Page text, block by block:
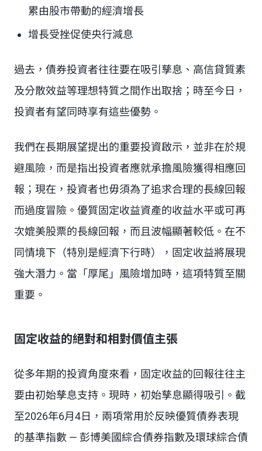
累由股市帶動的經濟增長
增長受挫促使央行減息
過去，債券投資者往往要在吸引孳息、高信貸質素
及分散效益等理想特質之間作出取捨；時至今日，
投資者有望同時享有這些優勢。
我們在長期展望提出的重要投資啟示，並非在於規
避風險，而是指出投資者應就承擔風險獲得相應回
報；現在，投資者也毋須為了追求合理的長線回報
而過度冒險。優質固定收益資產的收益水平或可再
次媲美股票的長線回報，而且波幅顯著較低。在不
同情境下（特別是經濟下行時），固定收益將展現
強大潛力。當「厚尾」風險增加時，這項特質至關
重要。
固定收益的絕對和相對價值主張
從多年期的投資角度來看，固定收益的回報往往主
要由初始孳息支持。現時，初始孳息顯得吸引。截
至2026年6月4日，兩項常用於反映優質債券表現
的基準指數 — 彭博美國綜合債券指數及環球綜合債